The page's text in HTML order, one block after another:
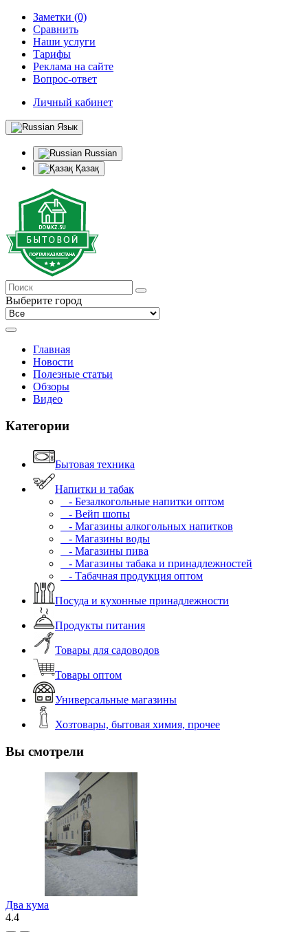
Заметки (0)
Сравнить
Наши услуги
Тарифы
Реклама на сайте
Вопрос-ответ
Личный кабинет
Язык
Russian
Қазақ
Выберите город
Главная
Новости
Полезные статьи
Обзоры
Видео
Категории
Бытовая техника
Напитки и табак
- Безалкогольные напитки оптом
- Вейп шопы
- Магазины алкогольных напитков
- Магазины воды
- Магазины пива
- Магазины табака и принадлежностей
- Табачная продукция оптом
Посуда и кухонные принадлежности
Продукты питания
Товары для садоводов
Товары оптом
Универсальные магазины
Хозтовары, бытовая химия, прочее
Вы смотрели
Два кума
4.4